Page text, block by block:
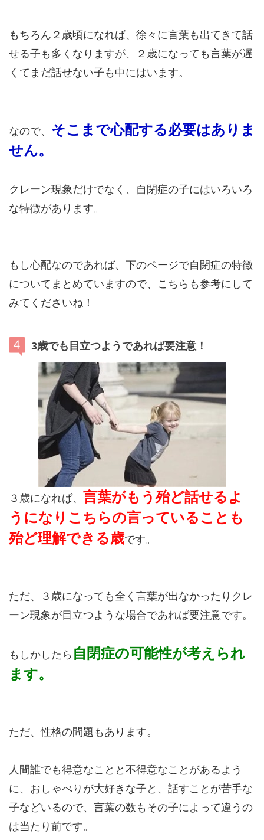
もちろん２歳頃になれば、徐々に言葉も出てきて話
せる子も多くなりますが、２歳になっても言葉が遅
くてまだ話せない子も中にはいます。
なので、 そこまで心配する必要はありま
せん。
クレーン現象だけでなく、自閉症の子にはいろいろ
な特徴があります。
もし心配なのであれば、下のページで自閉症の特徴
についてまとめていますので、こちらも参考にして
みてくださいね！
3歳でも目立つようであれば要注意！
３歳になれば、 言葉がもう殆ど話せるよ
うになりこちらの言っていることも
殆ど理解できる歳です。
ただ、３歳になっても全く言葉が出なかったりクレ
ーン現象が目立つような場合であれば要注意です。
もしかしたら 自閉症の可能性が考えられ
ます。
ただ、性格の問題もあります。
人間誰でも得意なことと不得意なことがあるよう
に、おしゃべりが大好きな子と、話すことが苦手な
子などいるので、言葉の数もその子によって違うの
は当たり前です。